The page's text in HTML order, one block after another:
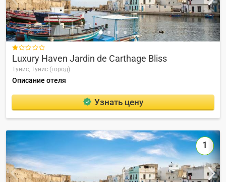

Luxury Haven Jardin de Carthage Bliss
Тунис, Тунис (город)
Описание отеля
Узнать цену
1